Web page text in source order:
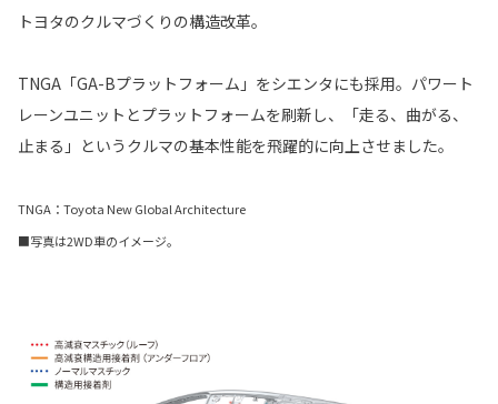
トヨタのクルマづくりの構造改革。
TNGA「GA-Bプラットフォーム」をシエンタにも採用。パワート
レーンユニットとプラットフォームを刷新し、「走る、曲がる、
止まる」というクルマの基本性能を飛躍的に向上させました。
TNGA：Toyota New Global Architecture
■写真は2WD車のイメージ。